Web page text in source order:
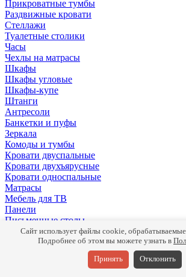
Прикроватные тумбы
Раздвижные кровати
Стеллажи
Туалетные столики
Часы
Чехлы на матрасы
Шкафы
Шкафы угловые
Шкафы-купе
Штанги
Антресоли
Банкетки и пуфы
Зеркала
Комоды и тумбы
Кровати двуспальные
Кровати двухъярусные
Кровати односпальные
Матрасы
Мебель для ТВ
Панели
Письменные столы
Подушки
Прикроватные тумбы
Сайт использует файлы cookie,
Подробнее об этом вы можете узнать в
Принять Отклонить